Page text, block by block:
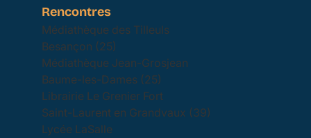
Rencontres
Médiathèque des Tilleuls
Besançon (25)
Médiathèque Jean-Grosjean
Baume-les-Dames (25)
Librairie Le Grenier Fort
Saint-Laurent en Grandvaux (39)
Lycée LaSalle